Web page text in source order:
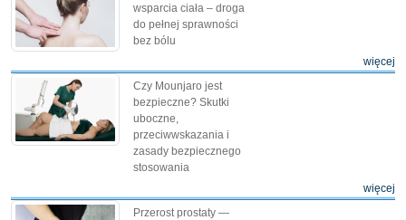
wsparcia ciała – droga
do pełnej sprawności
bez bólu
więcej
Czy Mounjaro jest
bezpieczne? Skutki
uboczne,
przeciwwskazania i
zasady bezpiecznego
stosowania
więcej
Przerost prostaty —